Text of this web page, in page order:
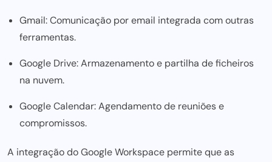
Gmail: Comunicação por email integrada com outras
ferramentas.
Google Drive: Armazenamento e partilha de ficheiros
na nuvem.
Google Calendar: Agendamento de reuniões e
compromissos.
A integração do Google Workspace permite que as